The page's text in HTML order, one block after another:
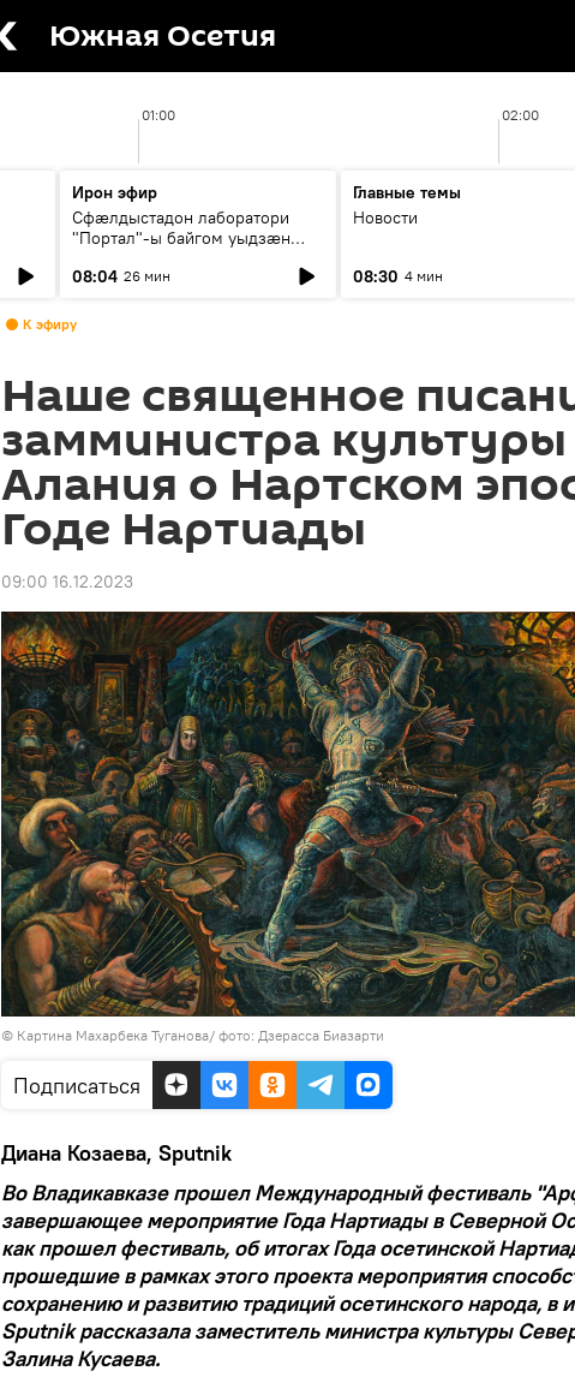
Южная Осетия
01:00 02:00
Ирон эфир
Сфæлдыстадон лаборатори
"Портал"-ы байгом уыдзæн
Æхсары куыстыты равдыст
08:04 26 мин
Главные темы
Новости
08:30 4 мин
К эфиру
Наше священное
замминистра
Алания о Нартском
Годе Нартиады
09:00 16.12.2023
© Картина Махарбека Туганова/ фото: Дзерасса Биазарти
Подписаться
Диана Козаева, Sputnik
Во Владикавказе прошел Международный фестиваль
завершающее мероприятие Года Нартиады в Северной
как прошел фестиваль, об итогах Года осетинской
прошедшие в рамках этого проекта мероприятия
сохранению и развитию традиций осетинского народа, в
Sputnik рассказала заместитель министра культуры
Залина Кусаева.